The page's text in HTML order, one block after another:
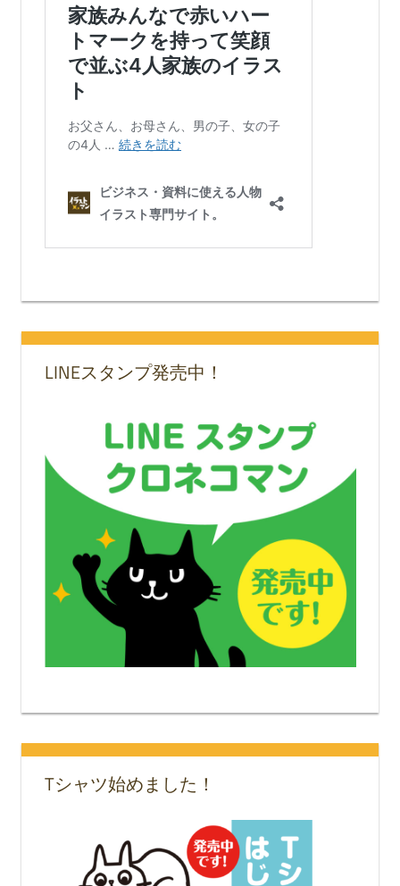
LINEスタンプ発売中！
Tシャツ始めました！